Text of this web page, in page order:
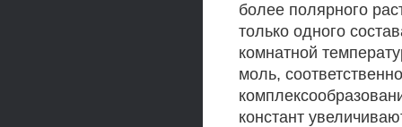
более полярного
только одного
комнатной
моль,
констант